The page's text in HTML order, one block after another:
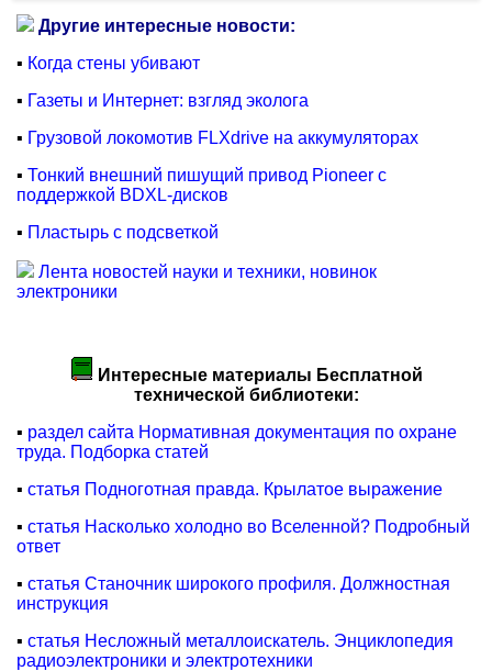
Другие интересные новости:
▪ Когда стены убивают
▪ Газеты и Интернет: взгляд эколога
▪ Грузовой локомотив FLXdrive на аккумуляторах
▪ Тонкий внешний пишущий привод Pioneer с
поддержкой BDXL-дисков
▪ Пластырь с подсветкой
Лента новостей науки и техники, новинок
электроники
Интересные материалы Бесплатной
технической библиотеки:
▪ раздел сайта Нормативная документация по охране
труда. Подборка статей
▪ статья Подноготная правда. Крылатое выражение
▪ статья Насколько холодно во Вселенной? Подробный
ответ
▪ статья Станочник широкого профиля. Должностная
инструкция
▪ статья Несложный металлоискатель. Энциклопедия
радиоэлектроники и электротехники